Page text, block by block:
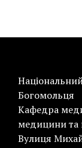
Богомольця
Кафедра
медицини та
Вулиця